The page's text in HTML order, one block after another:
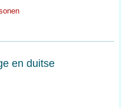
en duitse